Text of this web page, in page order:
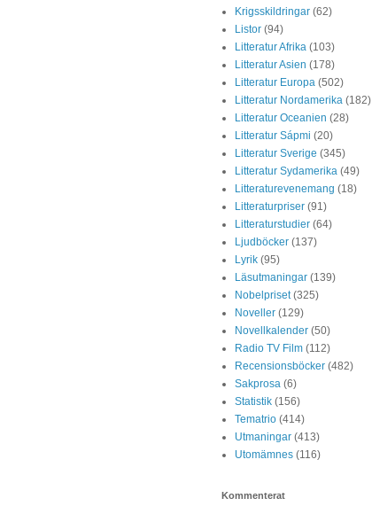
Krigsskildringar (62)
Listor (94)
Litteratur Afrika (103)
Litteratur Asien (178)
Litteratur Europa (502)
Litteratur Nordamerika (182)
Litteratur Oceanien (28)
Litteratur Sápmi (20)
Litteratur Sverige (345)
Litteratur Sydamerika (49)
Litteraturevenemang (18)
Litteraturpriser (91)
Litteraturstudier (64)
Ljudböcker (137)
Lyrik (95)
Läsutmaningar (139)
Nobelpriset (325)
Noveller (129)
Novellkalender (50)
Radio TV Film (112)
Recensionsböcker (482)
Sakprosa (6)
Statistik (156)
Tematrio (414)
Utmaningar (413)
Utomämnes (116)
Kommenterat